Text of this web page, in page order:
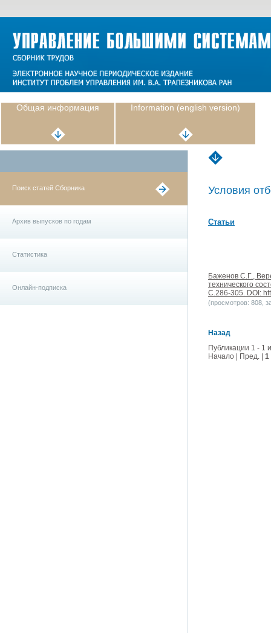
Общая информация Information (english version)
Поиск статей Сборника
Архив выпусков по годам
Статистика
Онлайн-подписка
Условия
Статьи
Баженов С.Г.,
технического
С.286-305. DOI:
(просмотров: 808,
Назад
Публикации 1 - 1
Начало | Пред. | 1